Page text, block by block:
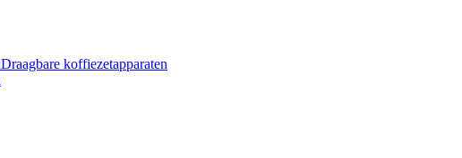
Draagbare koffiezetapparaten